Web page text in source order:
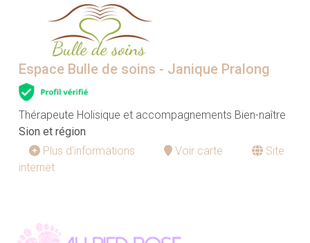
Espace Bulle de soins - Janique Pralong
Thérapeute Holisique et accompagnements Bien-naître
Sion et région
Plus d'informations
Voir carte
Site
internet